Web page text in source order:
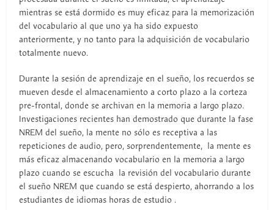
mientras se está dormido es muy eficaz para la memorización
del vocabulario al que uno ya ha sido expuesto
anteriormente, y no tanto para la adquisición de vocabulario
totalmente nuevo.
Durante la sesión de aprendizaje en el sueño, los recuerdos se
mueven desde el almacenamiento a corto plazo a la corteza
pre-frontal, donde se archivan en la memoria a largo plazo.
Investigaciones recientes han demostrado que durante la fase
NREM del sueño, la mente no sólo es receptiva a las
repeticiones de audio, pero, sorprendentemente, la mente es
más eficaz almacenando vocabulario en la memoria a largo
plazo cuando se escucha la revisión del vocabulario durante
el sueño NREM que cuando se está despierto, ahorrando a los
estudiantes de idiomas horas de estudio .